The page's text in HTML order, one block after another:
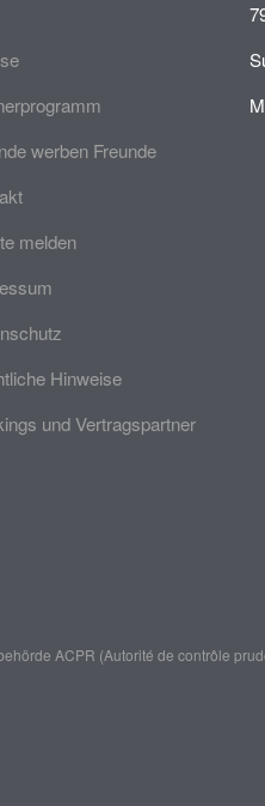
werben Freunde
melden
Hinweise
und Vertragspartner
ACPR (Autorité de contrôle